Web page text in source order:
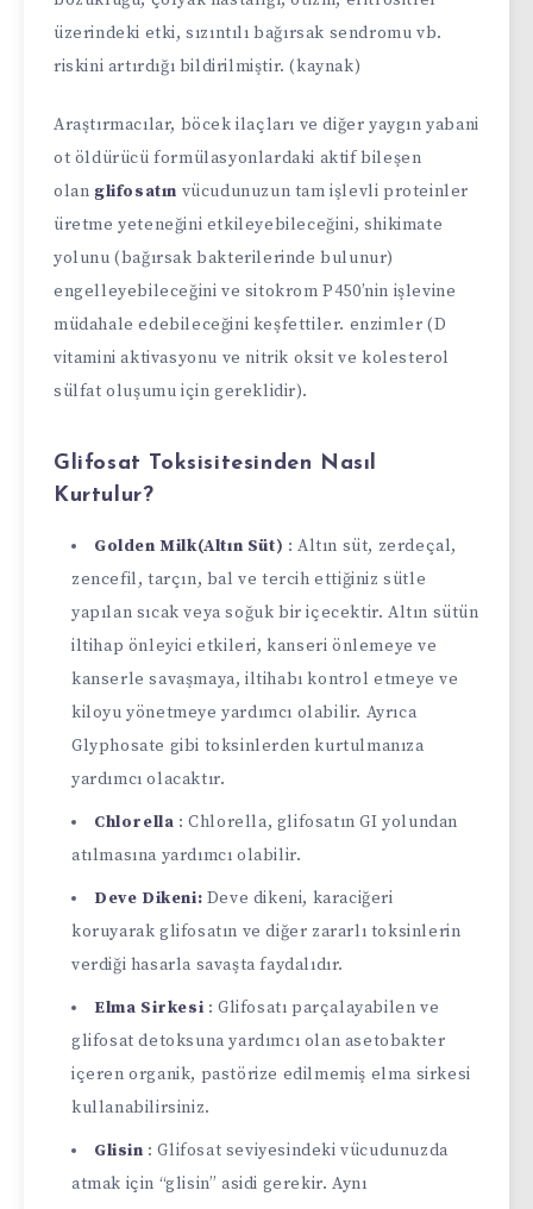
üzerindeki etki, sızıntılı bağırsak sendromu vb.
riskini artırdığı bildirilmiştir. (kaynak)
Araştırmacılar, böcek ilaçları ve diğer yaygın yabani
ot öldürücü formülasyonlardaki aktif bileşen
olan glifosatın vücudunuzun tam işlevli proteinler
üretme yeteneğini etkileyebileceğini, shikimate
yolunu (bağırsak bakterilerinde bulunur)
engelleyebileceğini ve sitokrom P450’nin işlevine
müdahale edebileceğini keşfettiler. enzimler (D
vitamini aktivasyonu ve nitrik oksit ve kolesterol
sülfat oluşumu için gereklidir).
Glifosat Toksisitesinden Nasıl
Kurtulur?
Golden Milk(Altın Süt) : Altın süt, zerdeçal,
zencefil, tarçın, bal ve tercih ettiğiniz sütle
yapılan sıcak veya soğuk bir içecektir. Altın sütün
iltihap önleyici etkileri, kanseri önlemeye ve
kanserle savaşmaya, iltihabı kontrol etmeye ve
kiloyu yönetmeye yardımcı olabilir. Ayrıca
Glyphosate gibi toksinlerden kurtulmanıza
yardımcı olacaktır.
Chlorella : Chlorella, glifosatın GI yolundan
atılmasına yardımcı olabilir.
Deve Dikeni: Deve dikeni, karaciğeri
koruyarak glifosatın ve diğer zararlı toksinlerin
verdiği hasarla savaşta faydalıdır.
Elma Sirkesi : Glifosatı parçalayabilen ve
glifosat detoksuna yardımcı olan asetobakter
içeren organik, pastörize edilmemiş elma sirkesi
kullanabilirsiniz.
Glisin : Glifosat seviyesindeki vücudunuzda
atmak için “glisin” asidi gerekir. Aynı